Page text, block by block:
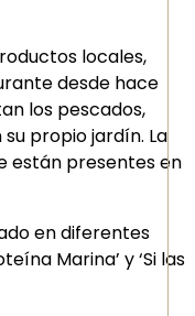
locales,
desde hace
los pescados,
propio jardín. La
están presentes en
en diferentes
Marina’ y ‘Si las